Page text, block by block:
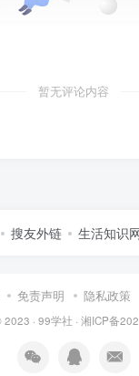
暂无评论内容
搜友外链 生活知识
免责声明 隐私政策
· 99学社 · 湘ICP备